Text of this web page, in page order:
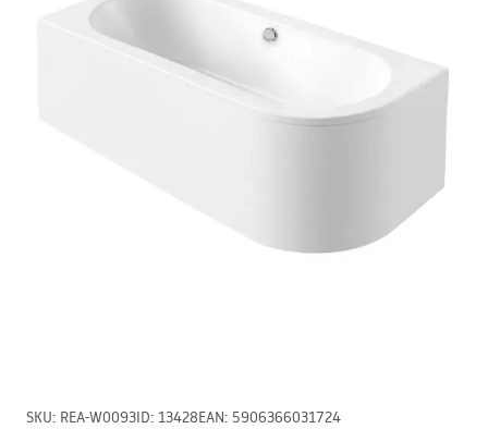
SKU: REA-W0093ID: 13428EAN: 5906366031724